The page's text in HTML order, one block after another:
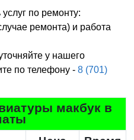
по ремонту:
ремонта) и работа
у нашего
по телефону - 8 (701)
макбук в